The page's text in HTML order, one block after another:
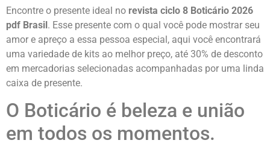
Encontre o presente ideal no revista ciclo 8 Boticário 2026
pdf Brasil. Esse presente com o qual você pode mostrar seu
amor e apreço a essa pessoa especial, aqui você encontrará
uma variedade de kits ao melhor preço, até 30% de desconto
em mercadorias selecionadas acompanhadas por uma linda
caixa de presente.
O Boticário é beleza e união
em todos os momentos.